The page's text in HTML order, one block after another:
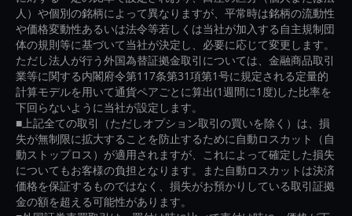
人）や個別の銘柄によって異なりますが、平常時は銘柄の流動性
や価格変動性あるいは法令等若しくは当社が加入する自主規制団
体の規則等に基づいて当社が決定し、必要に応じて変更します。
ただし法人が行う外国為替証拠金取引については、金融商品取引
業等に関する内閣府令第117条第31項第1号に規定される定量的
計算モデルを用いて通貨ペアごとに算出(1週間に1度)した比率を
下回らないように当社が設定します。
■上記全ての取引（ただしオプション取引の買いを除く）は、損
失が無制限に拡大することを防止するために自動ロスカット（自
動ストップロス）が適用されますが、これによって確定した損失
についてもお客様の負担となります。また自動ロスカットは決済
価格を保証するものではなく、損失がお預かりしている取引証拠
金の額を超える可能性があります。